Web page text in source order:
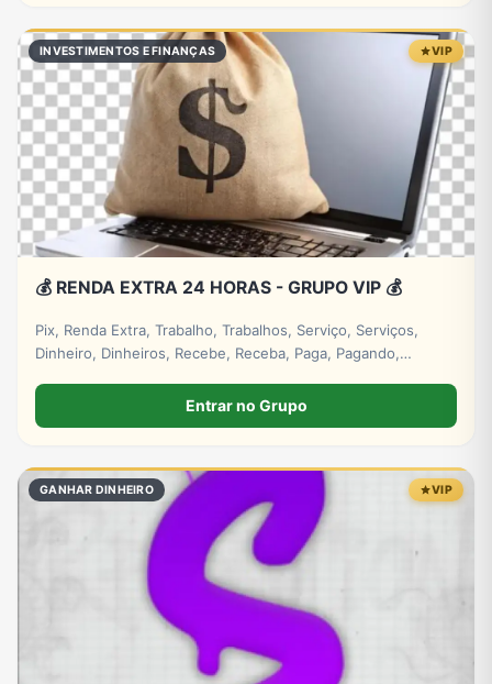
INVESTIMENTOS E FINANÇAS VIP
💰 RENDA EXTRA 24 HORAS - GRUPO VIP 💰
Pix, Renda Extra, Trabalho, Trabalhos, Serviço, Serviços,
Dinheiro, Dinheiros, Recebe, Receba, Paga, Pagando,
#grupos #grupo #whatsappEntrar no Grupo
GANHAR DINHEIRO VIP